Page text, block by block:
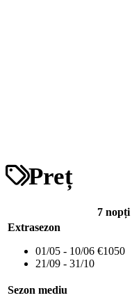
Preț
7 nopți
Extrasezon
01/05 - 10/06
21/09 - 31/10
€1050
Sezon mediu